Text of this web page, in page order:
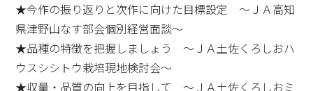
★今作の振り返りと次作に向けた目標設定 ～ＪＡ高知
県津野山なす部会個別経営面談～
★品種の特徴を把握しましょう ～ＪＡ土佐くろしおハ
ウスシシトウ栽培現地検討会～
★収量・品質の向上を目指して ～ＪＡ土佐くろしおミ